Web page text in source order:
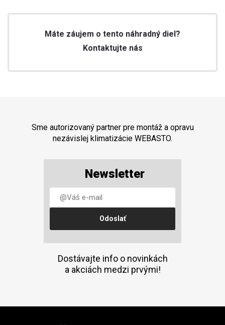
Máte záujem o tento náhradný diel?
Kontaktujte nás
Sme autorizovaný partner pre montáž a opravu
nezávislej klimatizácie WEBASTO.
Newsletter
Dostávajte info o novinkách
a akciách medzi prvými!